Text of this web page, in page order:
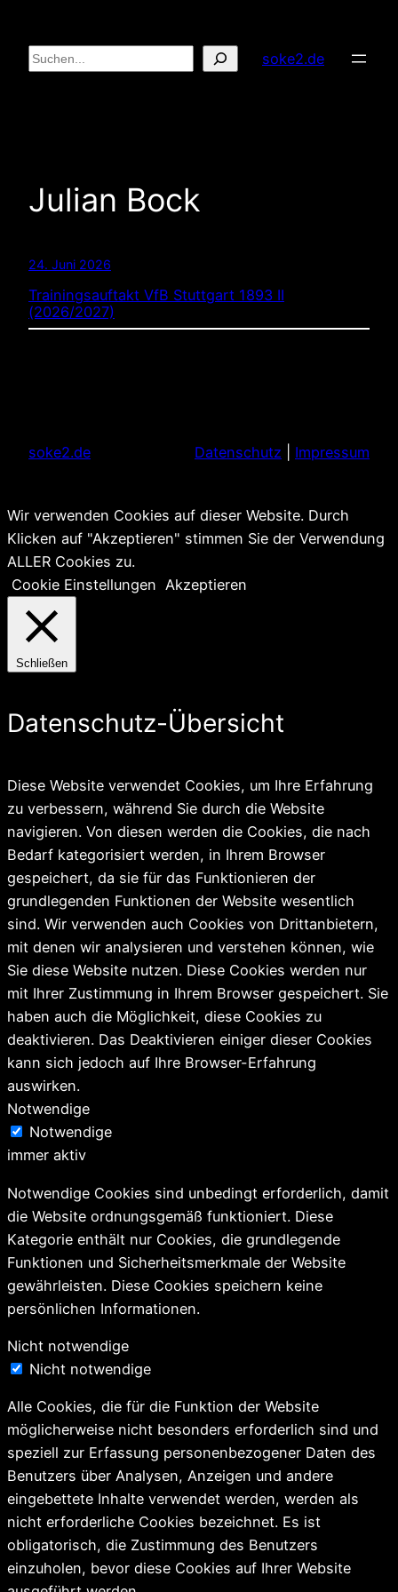
Inhalt
springen
Suchen soke2.de
Julian Bock
24. Juni 2026
Trainingsauftakt VfB Stuttgart 1893 II
(2026/2027)
soke2.de Datenschutz Impressum
Wir verwenden Cookies auf dieser Website. Durch
Klicken auf "Akzeptieren" stimmen Sie der Verwendung
ALLER Cookies zu.
Cookie Einstellungen Akzeptieren
Schließen
Datenschutz-Übersicht
Diese Website verwendet Cookies, um Ihre Erfahrung
zu verbessern, während Sie durch die Website
navigieren. Von diesen werden die Cookies, die nach
Bedarf kategorisiert werden, in Ihrem Browser
gespeichert, da sie für das Funktionieren der
grundlegenden Funktionen der Website wesentlich
sind. Wir verwenden auch Cookies von Drittanbietern,
mit denen wir analysieren und verstehen können, wie
Sie diese Website nutzen. Diese Cookies werden nur
mit Ihrer Zustimmung in Ihrem Browser gespeichert. Sie
haben auch die Möglichkeit, diese Cookies zu
deaktivieren. Das Deaktivieren einiger dieser Cookies
kann sich jedoch auf Ihre Browser-Erfahrung
auswirken.
Notwendige
Notwendige
immer aktiv
Notwendige Cookies sind unbedingt erforderlich, damit
die Website ordnungsgemäß funktioniert. Diese
Kategorie enthält nur Cookies, die grundlegende
Funktionen und Sicherheitsmerkmale der Website
gewährleisten. Diese Cookies speichern keine
persönlichen Informationen.
Nicht notwendige
Nicht notwendige
Alle Cookies, die für die Funktion der Website
möglicherweise nicht besonders erforderlich sind und
speziell zur Erfassung personenbezogener Daten des
Benutzers über Analysen, Anzeigen und andere
eingebettete Inhalte verwendet werden, werden als
nicht erforderliche Cookies bezeichnet. Es ist
obligatorisch, die Zustimmung des Benutzers
einzuholen, bevor diese Cookies auf Ihrer Website